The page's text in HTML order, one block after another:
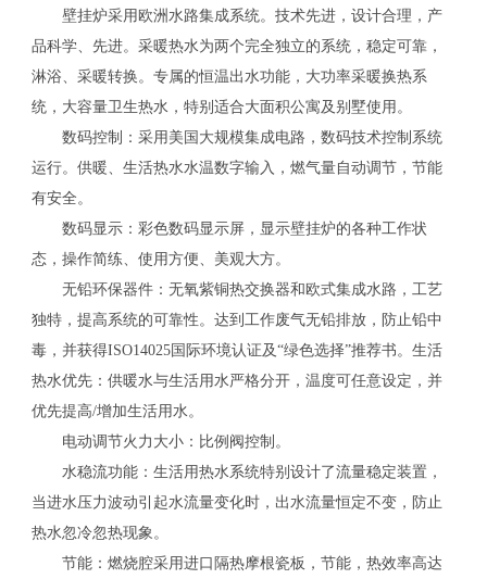
壁挂炉采用欧洲水路集成系统。技术先进，设计合理，产
品科学、先进。采暖热水为两个完全独立的系统，稳定可靠，
淋浴、采暖转换。专属的恒温出水功能，大功率采暖换热系
统，大容量卫生热水，特别适合大面积公寓及别墅使用。
数码控制：采用美国大规模集成电路，数码技术控制系统
运行。供暖、生活热水水温数字输入，燃气量自动调节，节能
有安全。
数码显示：彩色数码显示屏，显示壁挂炉的各种工作状
态，操作简练、使用方便、美观大方。
无铅环保器件：无氧紫铜热交换器和欧式集成水路，工艺
独特，提高系统的可靠性。达到工作废气无铅排放，防止铅中
毒，并获得ISO14025国际环境认证及“绿色选择”推荐书。生活
热水优先：供暖水与生活用水严格分开，温度可任意设定，并
优先提高/增加生活用水。
电动调节火力大小：比例阀控制。
水稳流功能：生活用热水系统特别设计了流量稳定装置，
当进水压力波动引起水流量变化时，出水流量恒定不变，防止
热水忽冷忽热现象。
节能：燃烧腔采用进口隔热摩根瓷板，节能，热效率高达